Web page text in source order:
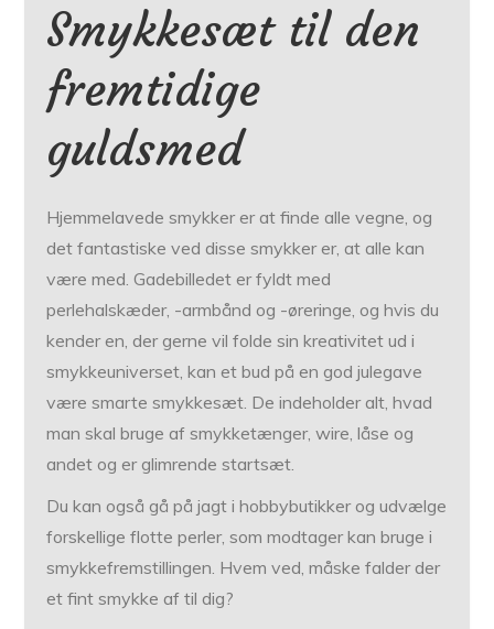
Smykkesæt til den
fremtidige
guldsmed
Hjemmelavede smykker er at finde alle vegne, og
det fantastiske ved disse smykker er, at alle kan
være med. Gadebilledet er fyldt med
perlehalskæder, -armbånd og -øreringe, og hvis du
kender en, der gerne vil folde sin kreativitet ud i
smykkeuniverset, kan et bud på en god julegave
være smarte smykkesæt. De indeholder alt, hvad
man skal bruge af smykketænger, wire, låse og
andet og er glimrende startsæt.
Du kan også gå på jagt i hobbybutikker og udvælge
forskellige flotte perler, som modtager kan bruge i
smykkefremstillingen. Hvem ved, måske falder der
et fint smykke af til dig?